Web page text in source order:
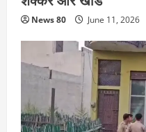
News 80 June 11, 2026